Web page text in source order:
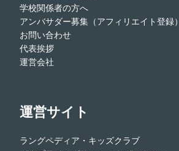
学校関係者の方へ
アンバサダー募集（アフィリエイト登録）
お問い合わせ
代表挨拶
運営会社
運営サイト
ラングペディア・キッズクラブ